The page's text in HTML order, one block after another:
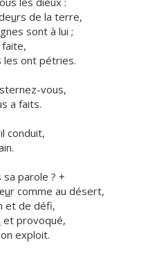
urs de la terre,
gnes sont à lui ;
faite,
les ont pétries.
vous,
a faits.
conduit,
sa parole ? +
ur comme au désert,
et de défi,
et provoqué,
exploit.